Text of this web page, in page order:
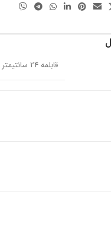
قابلمه 24 سانتیمتر استیل دروپا کرکماز 1063